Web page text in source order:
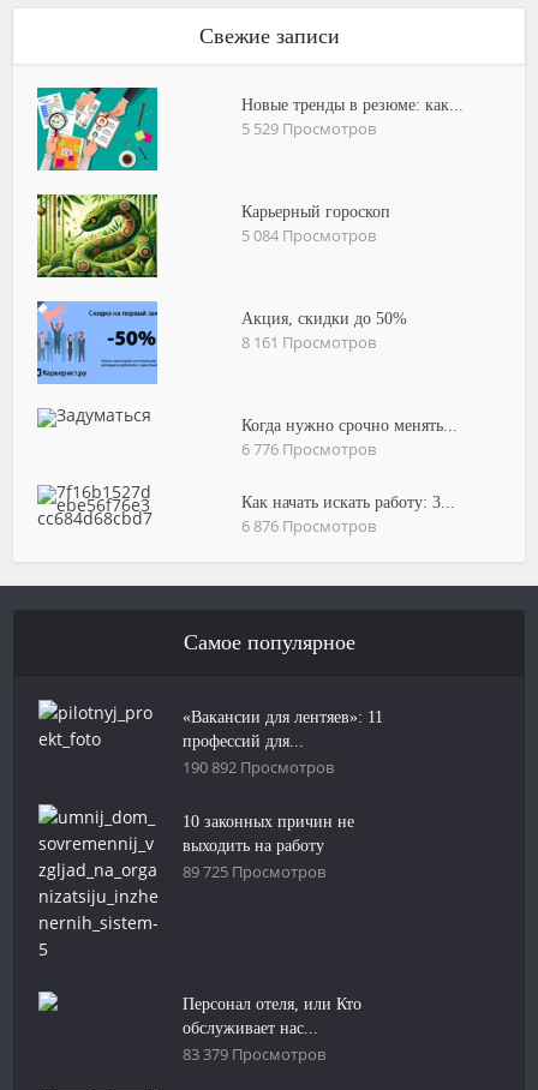
Свежие записи
Новые тренды в резюме: как...
5 529 Просмотров
Карьерный гороскоп
5 084 Просмотров
Акция, скидки до 50%
8 161 Просмотров
Когда нужно срочно менять...
6 776 Просмотров
Как начать искать работу: 3...
6 876 Просмотров
Самое популярное
«Вакансии для лентяев»: 11
профессий для...
190 892 Просмотров
10 законных причин не
выходить на работу
89 725 Просмотров
Персонал отеля, или Кто
обслуживает нас...
83 379 Просмотров